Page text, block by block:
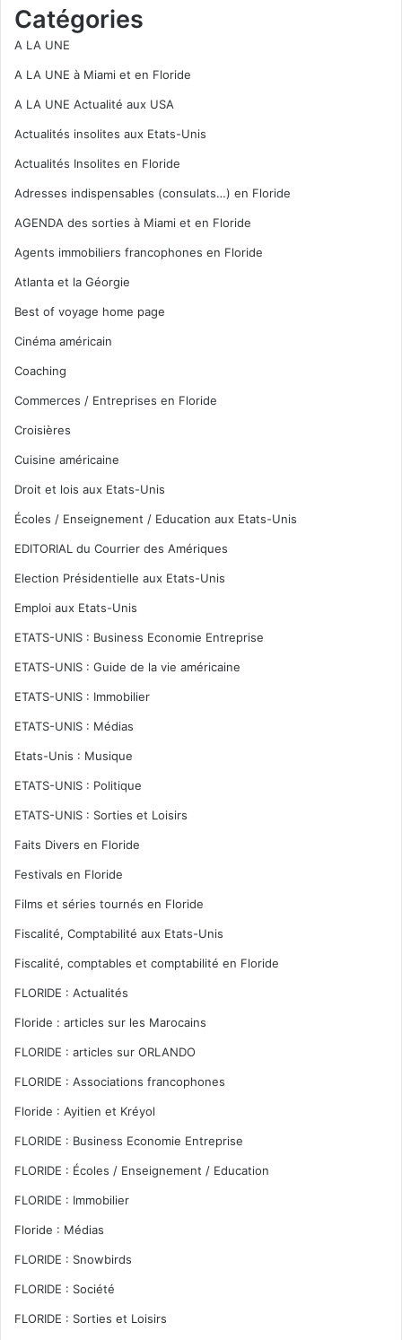
Catégories
A LA UNE
A LA UNE à Miami et en Floride
A LA UNE Actualité aux USA
Actualités insolites aux Etats-Unis
Actualités Insolites en Floride
Adresses indispensables (consulats…) en Floride
AGENDA des sorties à Miami et en Floride
Agents immobiliers francophones en Floride
Atlanta et la Géorgie
Best of voyage home page
Cinéma américain
Coaching
Commerces / Entreprises en Floride
Croisières
Cuisine américaine
Droit et lois aux Etats-Unis
Écoles / Enseignement / Education aux Etats-Unis
EDITORIAL du Courrier des Amériques
Election Présidentielle aux Etats-Unis
Emploi aux Etats-Unis
ETATS-UNIS : Business Economie Entreprise
ETATS-UNIS : Guide de la vie américaine
ETATS-UNIS : Immobilier
ETATS-UNIS : Médias
Etats-Unis : Musique
ETATS-UNIS : Politique
ETATS-UNIS : Sorties et Loisirs
Faits Divers en Floride
Festivals en Floride
Films et séries tournés en Floride
Fiscalité, Comptabilité aux Etats-Unis
Fiscalité, comptables et comptabilité en Floride
FLORIDE : Actualités
Floride : articles sur les Marocains
FLORIDE : articles sur ORLANDO
FLORIDE : Associations francophones
Floride : Ayitien et Kréyol
FLORIDE : Business Economie Entreprise
FLORIDE : Écoles / Enseignement / Education
FLORIDE : Immobilier
Floride : Médias
FLORIDE : Snowbirds
FLORIDE : Société
FLORIDE : Sorties et Loisirs